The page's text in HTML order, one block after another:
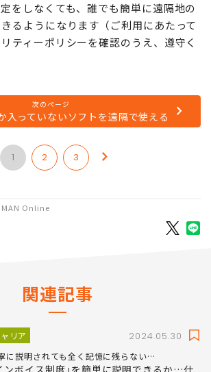
をしなくても、誰でも簡単に遠隔地の
るようになります（ご利用にあたって
ティーポリシーを確認のうえ、遵守く
次のページ
入っていないソフトを遠隔で使える
1 2 3
Online
関連記事
リア 2024.05.30
に説明されても全く記憶に残らない…
ンボイス制度｣を簡単に説明できるか…仕